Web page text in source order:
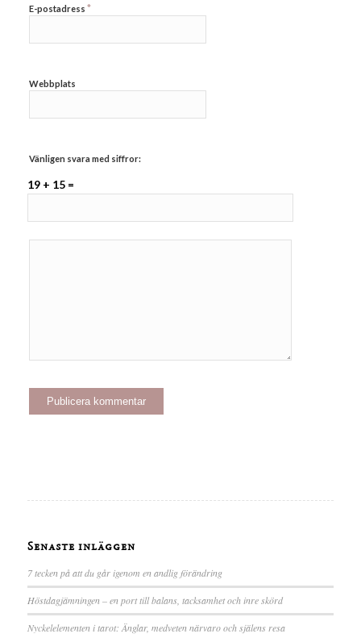
E-postadress *
Webbplats
Vänligen svara med siffror:
19 + 15 =
Senaste inläggen
7 tecken på att du går igenom en andlig förändring
Höstdagjämningen – en port till balans, tacksamhet och inre skörd
Nyckelelementen i tarot: Änglar, medveten närvaro och själens resa